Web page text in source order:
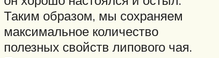
Таким образом, мы сохраняем
максимальное количество
полезных свойств липового чая.